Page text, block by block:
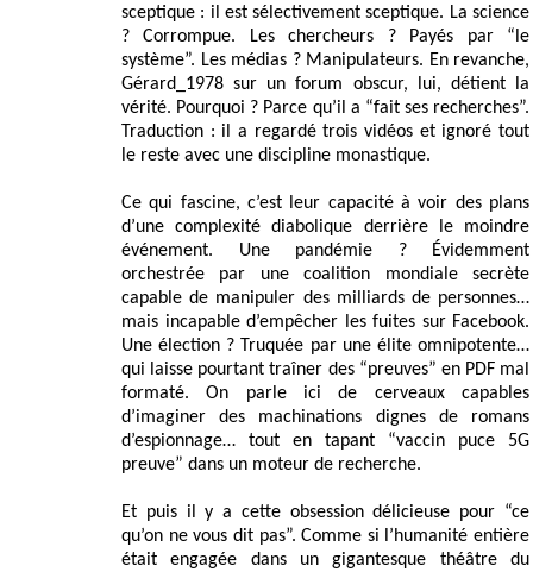
sceptique : il est sélectivement sceptique. La science
? Corrompue. Les chercheurs ? Payés par “le
système”. Les médias ? Manipulateurs. En revanche,
Gérard_1978 sur un forum obscur, lui, détient la
vérité. Pourquoi ? Parce qu’il a “fait ses recherches”.
Traduction : il a regardé trois vidéos et ignoré tout
le reste avec une discipline monastique.
Ce qui fascine, c’est leur capacité à voir des plans
d’une complexité diabolique derrière le moindre
événement. Une pandémie ? Évidemment
orchestrée par une coalition mondiale secrète
capable de manipuler des milliards de personnes…
mais incapable d’empêcher les fuites sur Facebook.
Une élection ? Truquée par une élite omnipotente…
qui laisse pourtant traîner des “preuves” en PDF mal
formaté. On parle ici de cerveaux capables
d’imaginer des machinations dignes de romans
d’espionnage… tout en tapant “vaccin puce 5G
preuve” dans un moteur de recherche.
Et puis il y a cette obsession délicieuse pour “ce
qu’on ne vous dit pas”. Comme si l’humanité entière
était engagée dans un gigantesque théâtre du